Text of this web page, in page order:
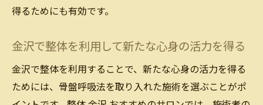
得るためにも有効です。
金沢で整体を利用して新たな心身の活力を得る
金沢で整体を利用することで、新たな心身の活力を得る
ためには、骨盤呼吸法を取り入れた施術を選ぶことがポ